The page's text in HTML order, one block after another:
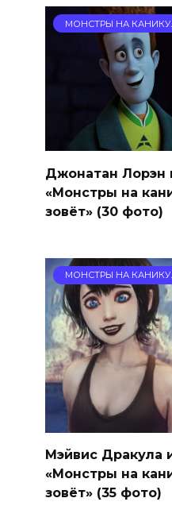
МОНСТРЫ НА
Джонатан Лорэн
«Монстры на
зовёт» (30 фото)
МОНСТРЫ НА
Мэйвис Дракула
«Монстры на
зовёт» (35 фото)